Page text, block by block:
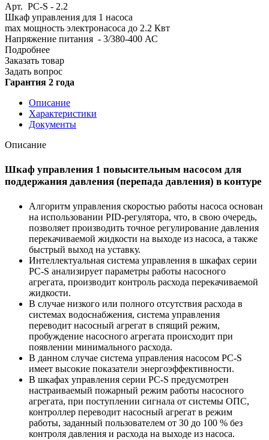
Арт. PC-S - 2.2
Шкаф управления для 1 насоса
max мощность электронасоса до 2.2 Квт
Напряжение питания - 3/380-400 АС
Подробнее
Заказать товар
Задать вопрос
Гарантия 2 года
Описание
Характеристики
Документы
Описание
Шкаф управления 1 повысительным насосом для
поддержания давления (перепада давления) в контуре
Алгоритм управления скоростью работы насоса основан
на использовании PID‐регулятора, что, в свою очередь,
позволяет производить точное регулирование давления
перекачиваемой жидкости на выходе из насоса, а также
быстрый выход на уставку.
Интеллектуальная система управления в шкафах серии
PC‐S анализирует параметры работы насосного
агрегата, производит контроль расхода перекачиваемой
жидкости.
В случае низкого или полного отсутствия расхода в
системах водоснабжения, система управления
переводит насосный агрегат в спящий режим,
пробуждение насосного агрегата происходит при
появлении минимального расхода.
В данном случае система управления насосом PC‐S
имеет высокие показатели энергоэффективности.
В шкафах управления серии PC‐S предусмотрен
настраиваемый пожарный режим работы насосного
агрегата, при поступлении сигнала от системы ОПС,
контроллер переводит насосный агрегат в режим
работы, заданный пользователем от 30 до 100 % без
контроля давления и расхода на выходе из насоса.